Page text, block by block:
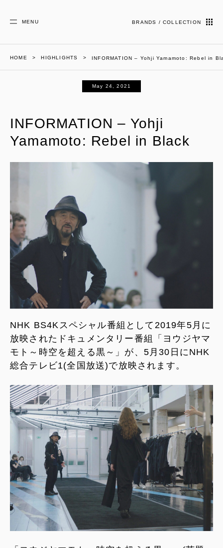
MENU BRANDS / COLLECTION
HOME HIGHLIGHTS INFORMATION – Yohji Yamamoto: Rebel in
May 24, 2021
INFORMATION – Yohji
Yamamoto: Rebel in Black
NHK BS4Kスペシャル番組として2019年5月に
放映されたドキュメンタリー番組「ヨウジヤマ
モト～時空を超える黒～」が、5月30日にNHK
総合テレビ1(全国放送)で放映されます。